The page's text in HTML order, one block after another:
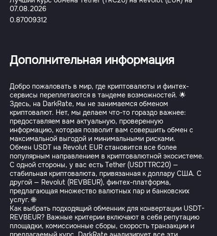
07.08.2026
0.87009312
Дополнительная информация
Добро пожаловать в мир, где криптовалюты и финтех-
сервисы переплетаются в тандеме возможностей. 🌟
Здесь, на DarkRate, мы не занимаемся обменом
криптовалют. Нет, мы делаем что-то гораздо важнее:
предоставляем вам актуальную, проверенную
информацию, которая позволит вам совершить обмен с
максимальной выгодой и минимальными рисками.
Обмен USDT на Revolut EUR становится все более
популярным направлением в криптовалютной экосистеме.
С одной стороны, у вас есть Tether (USDTTRC20) —
стабильная криптовалюта, привязанная к доллару США. С
другой — Revolut (REVBEUR), финтех-платформа,
предлагающая множество валютных пар и банковских
услуг. 🌐
Как выбрать подходящий обменник для конвертации USDT-
REVBEUR? Важные критерии включают в себя репутацию
площадки, комиссионные сборы, скорость транзакции и